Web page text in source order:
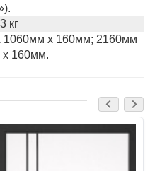
кг
1060мм х 160мм; 2160мм
х 160мм.